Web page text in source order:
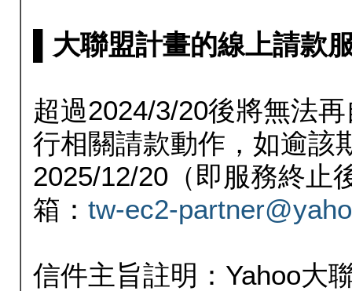
▌大聯盟計畫的線上請款
超過2024/3/20後將無法
行相關請款動作，如逾該
2025/12/20（即服務終止
箱： tw-ec2-
信件主旨註明：Yahoo大